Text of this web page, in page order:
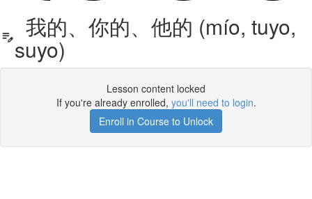
我的、你的、他的 (mío, tuyo,
suyo)
Lesson content locked
If you're already enrolled, you'll need to login.
Enroll in Course to Unlock